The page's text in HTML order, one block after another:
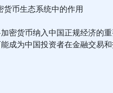
货币生态系统中的作用
密货币纳入中国正规经济的
成为中国投资者在金融交易